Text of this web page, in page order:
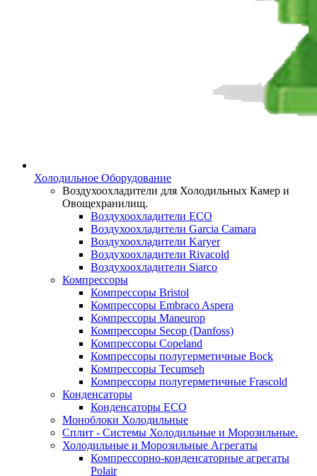
Холодильное Оборудование
Воздухоохладители для Холодильных Камер и
Овощехранилищ.
Воздухоохладители ECO
Воздухоохладители Garcia Camara
Воздухоохладители Karyer
Воздухоохладители Rivacold
Воздухоохладители Siarco
Компрессоры
Компрессоры Bristol
Компрессоры Embraco Aspera
Компрессоры Maneurop
Компрессоры Secop (Danfoss)
Компрессоры Copeland
Компрессоры полугерметичные Bock
Компрессоры Tecumseh
Компрессоры полугерметичные Frascold
Конденсаторы
Конденсаторы ECO
Моноблоки Холодильные
Сплит - Системы Холодильные и Морозильные.
Холодильные и Морозильные Агрегаты
Компрессорно-конденсаторные агрегаты
Polair